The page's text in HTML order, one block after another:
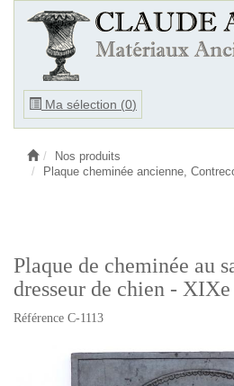
Ma sélection (0)
Ouvrir
le
Nos produits
Plaque cheminée ancienne,
Plaque de cheminée au
dresseur de chien - XIXe
Référence C-1113